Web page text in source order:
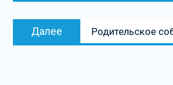
Далее
запись
Родительское